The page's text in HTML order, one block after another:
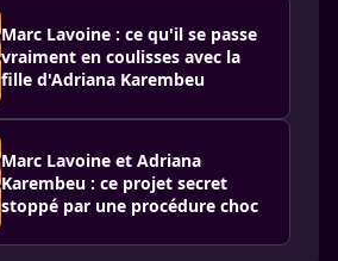
Marc Lavoine : ce qu'il se passe
vraiment en coulisses avec la
fille d'Adriana Karembeu
Marc Lavoine et Adriana
Karembeu : ce projet secret
stoppé par une procédure choc